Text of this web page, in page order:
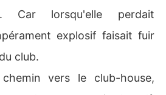
Car lorsqu'elle perdait
explosif faisait fuir
club.
vers le club-house,